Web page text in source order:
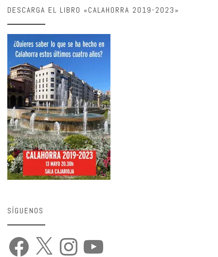
DESCARGA EL LIBRO «CALAHORRA 2019-2023»
SÍGUENOS
Facebook Instagram YouTube